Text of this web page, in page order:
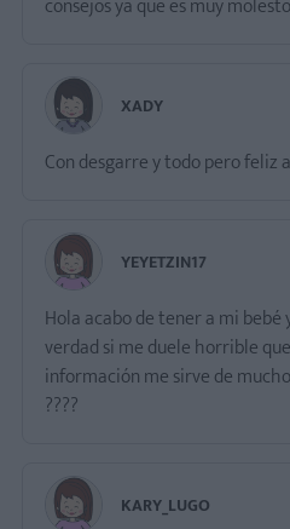
XADY
Con desgarre y todo pero feliz
YEYETZIN17
Hola acabo de tener a mi
verdad si me duele horrible
información me sirve de
????
KARY_LUGO